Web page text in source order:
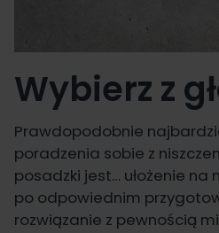
Wybierz z
Prawdopodobnie
poradzenia sobie z
posadzki jest… ułożenie na
po odpowiednim
rozwiązanie z pewnością